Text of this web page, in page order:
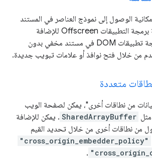
الوصول إلى نموذج العناصر في المستند
(DOM). تسمح واجهة برمجة التطبيقات Offscreen للإضافة
باستخدام واجهات برمجة تطبيقات DOM في مستند مخفي بدون
من خلال فتح نوافذ أو علامات تبويب جديدة.
متعددة
من نطاقات أخرى"، يمكن لصفحة الويب
SharedArrayBuffer . يمكن للإضافة
من نطاقات أخرى من خلال تحديد القيم
"cross_origin_embedder_policy"
.